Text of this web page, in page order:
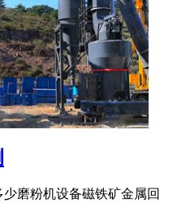
磨粉机设备磁铁矿金属回